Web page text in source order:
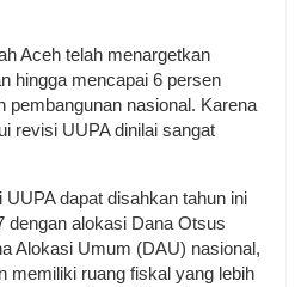
Aceh telah menargetkan
hingga mencapai 6 persen
pembangunan nasional. Karena
revisi UUPA dinilai sangat
dapat disahkan tahun ini
dengan alokasi Dana Otsus
Alokasi Umum (DAU) nasional,
memiliki ruang fiskal yang lebih